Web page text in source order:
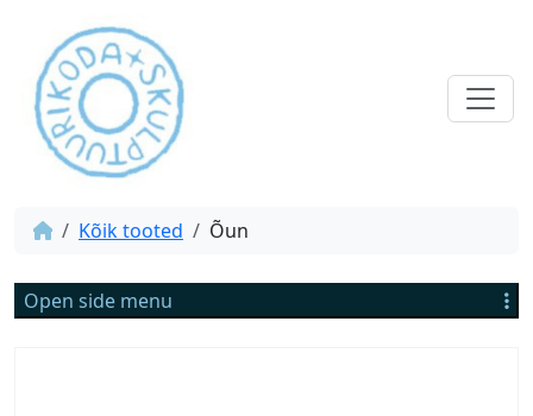
Kõik tooted Õun
Open side menu